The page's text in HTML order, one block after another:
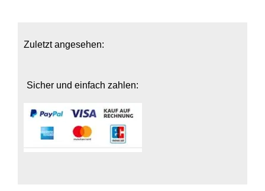
Zuletzt angesehen:
Sicher und einfach zahlen: